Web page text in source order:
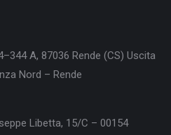
A, 87036 Rende (CS) Uscita
Nord – Rende
Libetta, 15/C – 00154